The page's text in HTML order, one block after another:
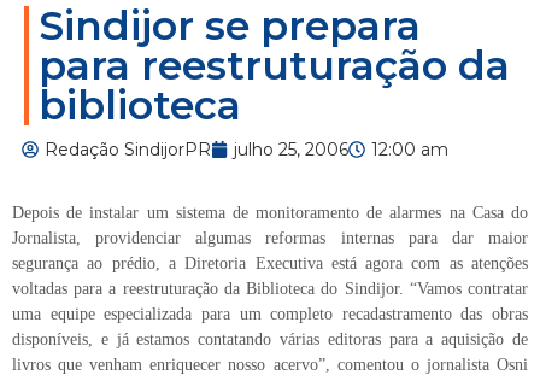
Sindijor se prepara
para reestruturação da
biblioteca
Redação SindijorPR julho 25, 2006 12:00 am
Depois de instalar um sistema de monitoramento de alarmes na Casa do
Jornalista, providenciar algumas reformas internas para dar maior
segurança ao prédio, a Diretoria Executiva está agora com as atenções
voltadas para a reestruturação da Biblioteca do Sindijor. “Vamos contratar
uma equipe especializada para um completo recadastramento das obras
disponíveis, e já estamos contatando várias editoras para a aquisição de
livros que venham enriquecer nosso acervo”, comentou o jornalista Osni